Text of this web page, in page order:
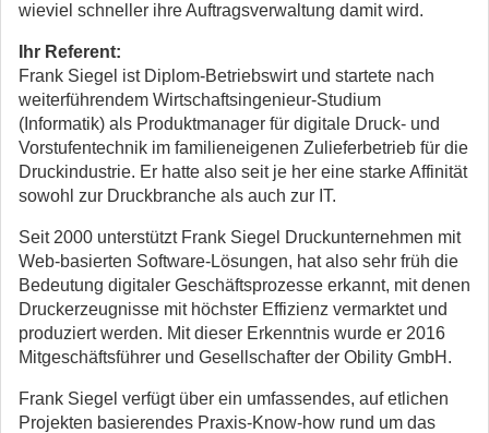
wieviel schneller ihre Auftragsverwaltung damit wird.
Ihr Referent:
Frank Siegel ist Diplom-Betriebswirt und startete nach
weiterführendem Wirtschaftsingenieur-Studium
(Informatik) als Produktmanager für digitale Druck- und
Vorstufentechnik im familieneigenen Zulieferbetrieb für die
Druckindustrie. Er hatte also seit je her eine starke Affinität
sowohl zur Druckbranche als auch zur IT.
Seit 2000 unterstützt Frank Siegel Druckunternehmen mit
Web-basierten Software-Lösungen, hat also sehr früh die
Bedeutung digitaler Geschäftsprozesse erkannt, mit denen
Druckerzeugnisse mit höchster Effizienz vermarktet und
produziert werden. Mit dieser Erkenntnis wurde er 2016
Mitgeschäftsführer und Gesellschafter der Obility GmbH.
Frank Siegel verfügt über ein umfassendes, auf etlichen
Projekten basierendes Praxis-Know-how rund um das